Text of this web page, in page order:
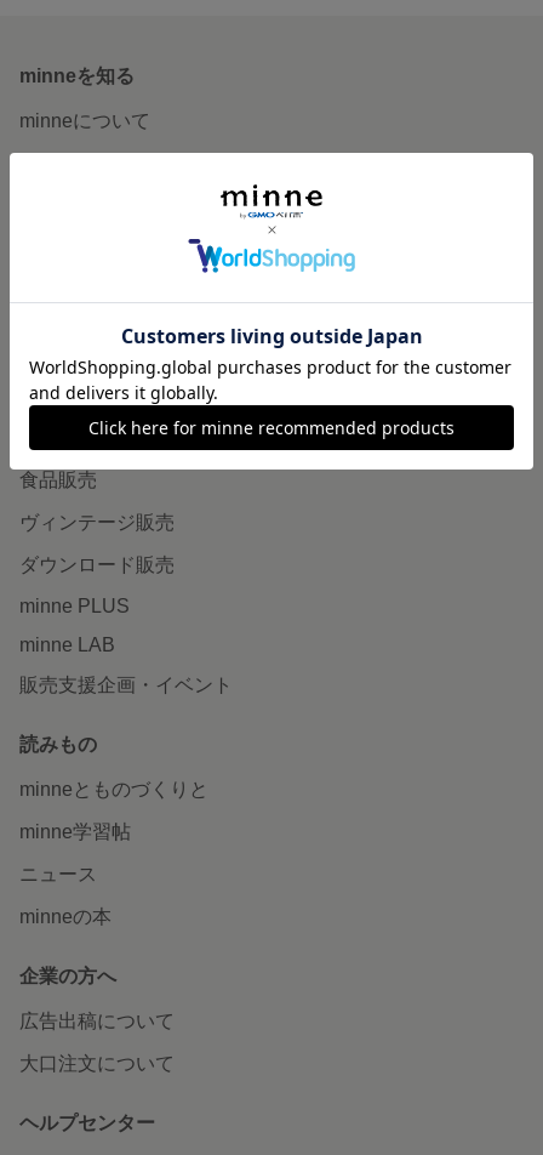
minneを知る
minneについて
作品販売について
minneで売りたい
食品販売
ヴィンテージ販売
ダウンロード販売
minne PLUS
minne LAB
販売支援企画・イベント
読みもの
minneとものづくりと
minne学習帖
ニュース
minneの本
企業の方へ
広告出稿について
大口注文について
ヘルプセンター